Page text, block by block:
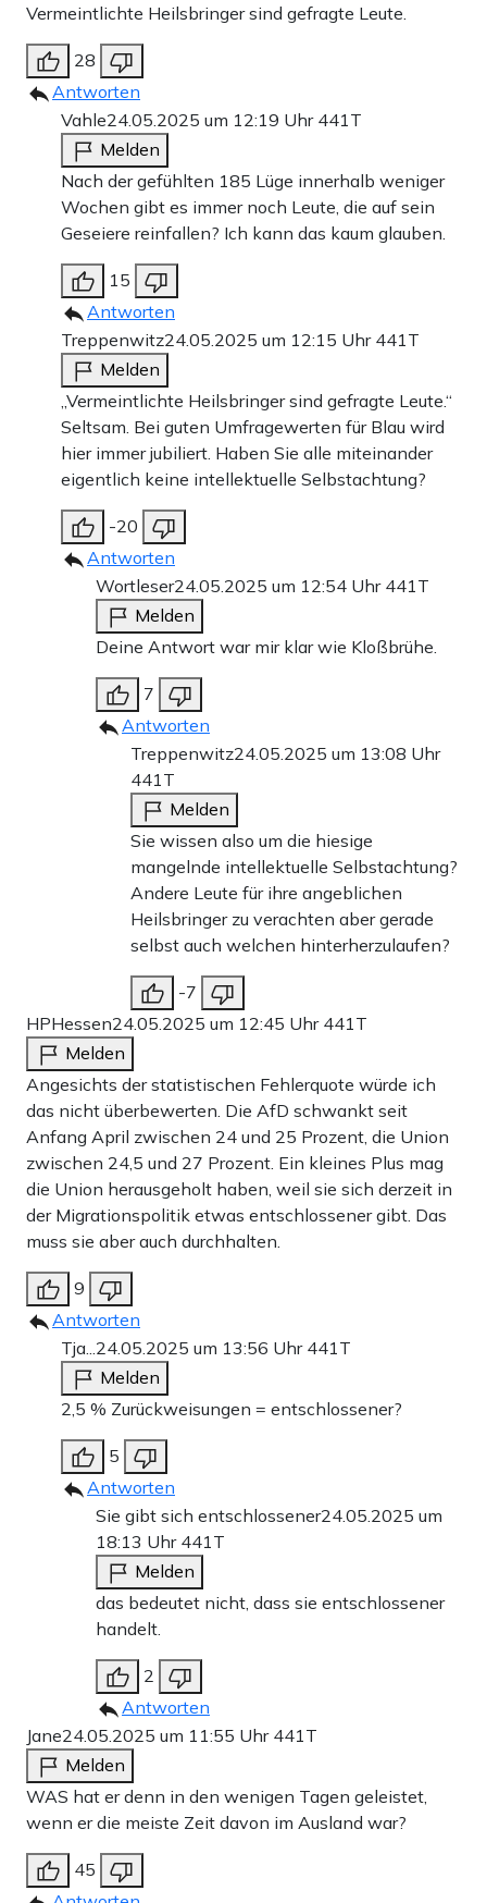
Vermeintlichte Heilsbringer sind gefragte Leute.
28
Antworten
Vahle24.05.2025 um 12:19 Uhr 441T
Melden
Nach der gefühlten 185 Lüge innerhalb weniger
Wochen gibt es immer noch Leute, die auf sein
Geseiere reinfallen? Ich kann das kaum glauben.
15
Antworten
Treppenwitz24.05.2025 um 12:15 Uhr 441T
Melden
„Vermeintlichte Heilsbringer sind gefragte Leute.“
Seltsam. Bei guten Umfragewerten für Blau wird
hier immer jubiliert. Haben Sie alle miteinander
eigentlich keine intellektuelle Selbstachtung?
-20
Antworten
Wortleser24.05.2025 um 12:54 Uhr 441T
Melden
Deine Antwort war mir klar wie Kloßbrühe.
7
Antworten
Treppenwitz24.05.2025 um 13:08 Uhr
441T
Melden
Sie wissen also um die hiesige
mangelnde intellektuelle Selbstachtung?
Andere Leute für ihre angeblichen
Heilsbringer zu verachten aber gerade
selbst auch welchen hinterherzulaufen?
-7
HPHessen24.05.2025 um 12:45 Uhr 441T
Melden
Angesichts der statistischen Fehlerquote würde ich
das nicht überbewerten. Die AfD schwankt seit
Anfang April zwischen 24 und 25 Prozent, die Union
zwischen 24,5 und 27 Prozent. Ein kleines Plus mag
die Union herausgeholt haben, weil sie sich derzeit in
der Migrationspolitik etwas entschlossener gibt. Das
muss sie aber auch durchhalten.
9
Antworten
Tja... 24.05.2025 um 13:56 Uhr 441T
Melden
2,5 % Zurückweisungen = entschlossener?
5
Antworten
Sie gibt sich entschlossener24.05.2025 um
18:13 Uhr 441T
Melden
das bedeutet nicht, dass sie entschlossener
handelt.
2
Antworten
Jane24.05.2025 um 11:55 Uhr 441T
Melden
WAS hat er denn in den wenigen Tagen geleistet,
wenn er die meiste Zeit davon im Ausland war?
45